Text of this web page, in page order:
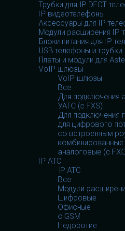
Трубки для IP DECT
IP видеотелефоны
Аксессуары для IP
Модули расширения IP
Блоки питания для IP
USB телефоны и трубки
Платы и модули для
VoIP шлюзы
VoIP шлюзы
Все
Для подключения
УАТС (с FXS)
Для подключения
для цифрового
со встроенным
комбинированные
аналоговые (с
IP АТС
IP АТС
Все
Модули
Цифровые
Офисные
с GSM
Недорогие